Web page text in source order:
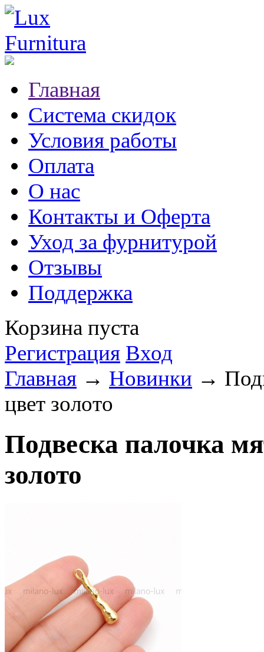
Главная
Система скидок
Условия работы
Оплата
О нас
Контакты и Оферта
Уход за фурнитурой
Отзывы
Поддержка
Корзина пуста
Регистрация Вход
Главная → Новинки →
цвет золото
Подвеска палочка
золото